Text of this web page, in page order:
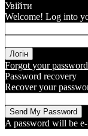
Увійти
Welcome! Log into
Forgot your
Password recovery
Recover your
A password will be